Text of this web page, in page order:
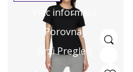
Viac informácií
Porovnaj
Brzi Pregled